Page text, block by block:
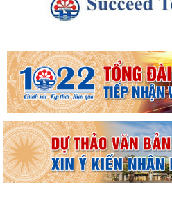
dữ liệu chuyên ngành y tế của...
KHAI MẠC KỲ HỌP THƯỜNG LỆ GIỮA
PHƯỜNG THỦY NGUYÊN KHÓA II,
Thông tin báo chí về việc tổ chức
Dự án đầu tư xây dựng tuyến...
Thông báo Cưỡng chế thu hồi đất
tuyến đường từ khu đô thị Bắc sông...